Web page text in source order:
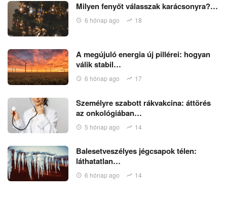
Milyen fenyőt válasszak karácsonyra?…
6 hónap ago 18
A megújuló energia új pillérei: hogyan
válik stabil…
6 hónap ago 17
Személyre szabott rákvakcina: áttörés
az onkológiában…
5 hónap ago 14
Balesetveszélyes jégcsapok télen:
láthatatlan…
6 hónap ago 14